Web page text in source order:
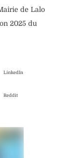
de Lalo
2025 du
LinkedIn
Reddit